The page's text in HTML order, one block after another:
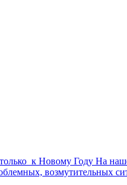
к Новому Году На
возмутительных